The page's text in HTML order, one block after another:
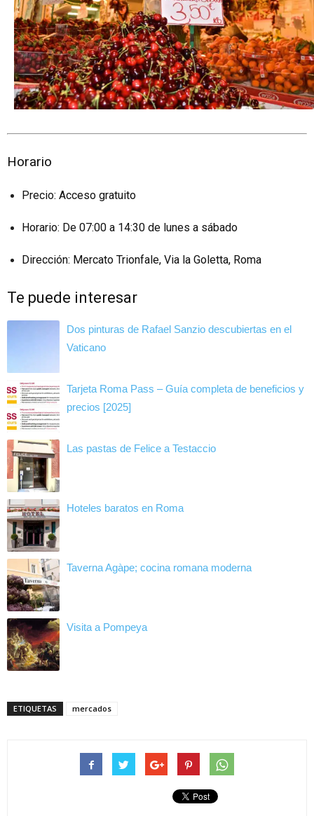
Horario
Precio: Acceso gratuito
Horario: De 07:00 a 14:30 de lunes a sábado
Dirección: Mercato Trionfale, Via la Goletta, Roma
Te puede interesar
Dos pinturas de Rafael Sanzio descubiertas en el
Vaticano
Tarjeta Roma Pass – Guía completa de beneficios y
precios [2025]
Las pastas de Felice a Testaccio
Hoteles baratos en Roma
Taverna Agàpe; cocina romana moderna
Visita a Pompeya
ETIQUETAS mercados